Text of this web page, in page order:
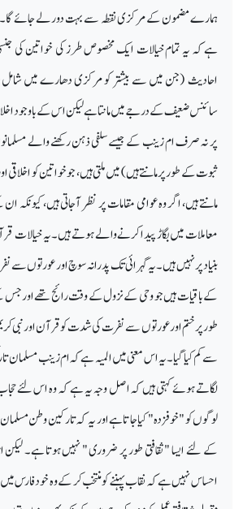
ہمارے مضمون کے مرکزی نقطہ سے بہت دور لے جائے گا۔
ہے کہ یہ تمام خیالات ایک مخصوص طرز کی خواتین کی
احادیث (جن میں سے بیشتر کو مرکزی دھارے میں شامل
سائنس ضعیف کے درجے میں مانتا ہے لیکن اس کے باوجود
پر نہ صرف ام زینب کے جیسے سلفی ذہن رکھنے والے
ثبوت کے طور پر مانتے ہیں) میں ملتی ہیں ، جو خواتین کو
مانتے ہیں، ا گر وہ عوامی مقامات پر نظر آ جاتی ہیں، کیونکہ
معاملات میں بگاڑ پیدا کرنے والے ہوتے ہیں۔ یہ خیالات
بنیاد پر نہیں ہیں۔ یہ گہرائی تک پدرانہ سوچ اور
کے باقیات ہیں جو وحی کے نزول کے وقت رائج تھے اور
طور پر ختم اور عورتوں سے نفرت کی شدت کو قرآن اور نبی
سے کم کیا گیا۔ یہ اس معنی میں المیہ ہے کہ ام زینب مسلمان
لگاتے ہوئے کہتی ہیں کہ اصل وجہ یہ ہے کہ وہ اس لئے
لوگوں کو "خوفزدہ" کیا جا تاہے اور یہ کہ تارکین وطن
کے لئے ایسا "ثقافتی طور پر ضروری " نہیں ہوتا ہے۔ لیکن